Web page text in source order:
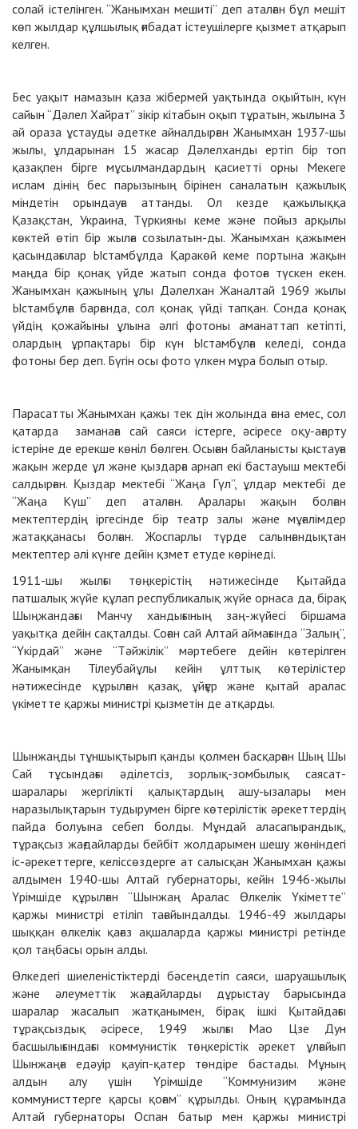
солай істелінген. “Жанымхан мешиті” деп аталған бұл мешіт
көп жылдар құлшылық ғибадат істеушілерге қызмет атқарып
келген.
Бес уақыт намазын қаза жібермей уақтында оқыйтын, күн
сайын “Дәлел Хайрат” зікір кітабын оқып тұратын, жылына 3
ай ораза ұстауды әдетке айналдырған Жанымхан 1937-шы
жылы, ұлдарынан 15 жасар Дәлелханды ертіп бір топ
қазақпен бірге мұсылмандардың қасиетті орны Мекеге
ислам дінің бес парызының бірінен саналатын қажылық
міндетін орындауға аттанды. Ол кезде қажылыққа
Қазақстан, Украина, Түркияны кеме және пойыз арқылы
көктей өтіп бір жылға созылатын-ды. Жанымхан қажымен
қасындағылар Ыстамбұлда Қаракөй кеме портына жақын
маңда бір қонақ үйде жатып сонда фотоға түскен екен.
Жанымхан қажының ұлы Дәлелхан Жаналтай 1969 жылы
Ыстамбұлға барғанда, сол қонақ үйді тапқан. Сонда қонақ
үйдің қожайыны ұлына әлгі фотоны аманаттап кетіпті,
олардың ұрпақтары бір күн Ыстамбұлға келеді, сонда
фотоны бер деп. Бүгін осы фото үлкен мұра болып отыр.
Парасатты Жанымхан қажы тек дін жолында ғана емес, сол
қатарда заманаға сай саяси істерге, әсіресе оқу-ағарту
істеріне де ерекше көніл бөлген. Осыған байланысты қыстауға
жақын жерде ұл және қыздарға арнап екі бастауыш мектебі
салдырған. Қыздар мектебі “Жаңа Гүл”, ұлдар мектебі де
“Жаңа Күш” деп аталған. Аралары жақын болған
мектептердің іргесінде бір театр залы және мұғалімдер
жатаққанасы болған. Жоспарлы түрде салынғандықтан
мектептер әлі күнге дейін қзмет етуде көрінеді.
1911-шы жылғы төңкерістің нәтижесінде Қытайда
патшалық жүйе құлап республикалық жүйе орнаса да, бірақ
Шыңжандағы Манчу хандығының заң-жүйесі біршама
уақытқа дейін сақталды. Соған сай Алтай аймағында “Залың”,
“Үкірдай” және “Тәйжілік” мәртебеге дейін көтерілген
Жанымқан Тілеубайұлы кейін ұлттық көтерілістер
нәтижесінде құрылған қазақ, ұйғұр және қытай аралас
үкіметте қаржы министрі қызметін де атқарды.
Шынжаңды тұншықтырып қанды қолмен басқарған Шың Шы
Сай тұсындағы әділетсіз, зорлық-зомбылық саясат-
шаралары жергілікті қалықтардың ашу-ызалары мен
наразылықтарын тудырумен бірге көтерілістік әрекеттердің
пайда болуына себеп болды. Мұндай аласапырандық,
тұрақсыз жағдайларды бейбіт жолдарымен шешу жөніндегі
іс-әрекеттерге, келіссөздерге ат салысқан Жанымхан қажы
алдымен 1940-шы Алтай губернаторы, кейін 1946-жылы
Үрімшіде құрылған “Шынжаң Аралас Өлкелік Үкіметте”
қаржы министрі етіліп тағайындалды. 1946-49 жылдары
шыққан өлкелік қағаз ақшаларда қаржы министрі ретінде
қол таңбасы орын алды.
Өлкедегі шиеленістіктерді бәсеңдетіп саяси, шаруашылық
және әлеуметтік жағдайларды дұрыстау барысында
шаралар жасалып жатқанымен, бірақ ішкі Қытайдағы
тұрақсыздық әсіресе, 1949 жылғы Мао Цзе Дун
басшылығындағы коммунистік төңкерістік әрекет ұлғайып
Шынжаңға едәуір қауіп-қатер төндіре бастады. Мұның
алдын алу үшін Үрімшіде “Коммунизим және
коммунисттерге қарсы қоғам” құрылды. Оның құрамында
Алтай губернаторы Оспан батыр мен қаржы министрі